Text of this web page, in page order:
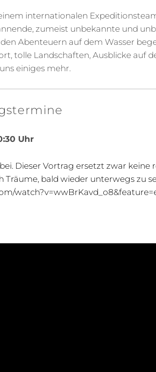
internationalen
zumeist unbekannte und
Abenteuern auf dem Wasser
tolle Landschaften, Ausblicke auf
einiges mehr.
Uhr
Dieser Vortrag ersetzt zwar keine
Träume, bald wieder unterwegs zu